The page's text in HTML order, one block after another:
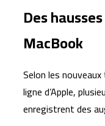
Des
MacBook
Selon les
ligne d’Apple,
enregistrent des